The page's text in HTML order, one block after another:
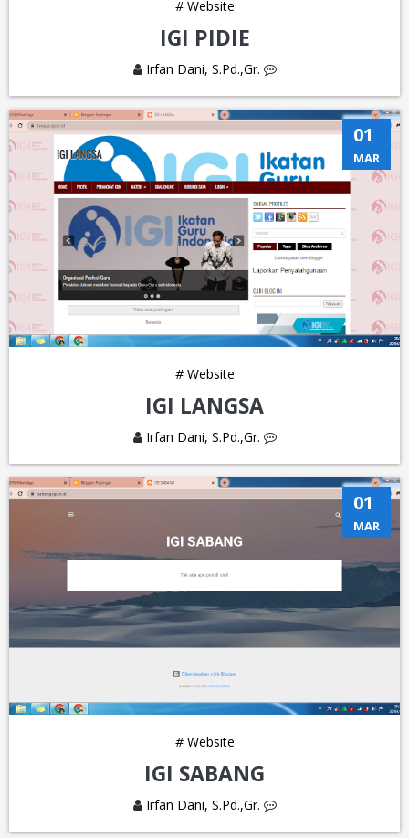
#Website
IGI PIDIE
Irfan Dani, S.Pd.,Gr.
01
MAR
#Website
IGI LANGSA
Irfan Dani, S.Pd.,Gr.
01
MAR
#Website
IGI SABANG
Irfan Dani, S.Pd.,Gr.